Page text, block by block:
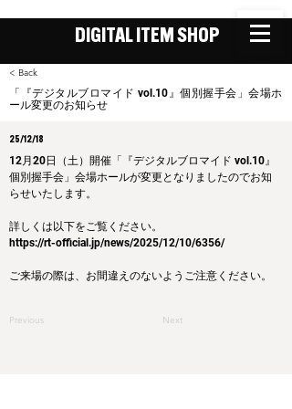
DIGITAL ITEM SHOP
< Back
「『デジタルブロマイド vol.10』個別握手会」会場ホ
ール変更のお知らせ
25/12/18
12月20日（土）開催「『デジタルブロマイド vol.10』
個別握手会」会場ホールが変更となりましたのでお知
らせいたします。
詳しくは以下をご覧ください。
https://rt-official.jp/news/2025/12/10/6356/
ご来場の際は、お間違えのないようご注意ください。
Previous Next